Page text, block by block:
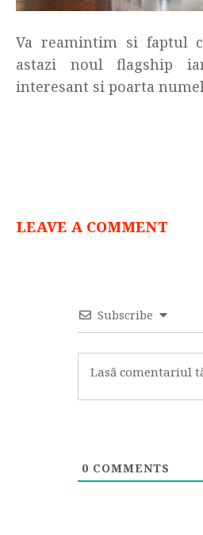
Va reamintim si faptul
astazi noul flagship
interesant si poarta
LEAVE A COMMENT
Subscribe
0 COMMENTS